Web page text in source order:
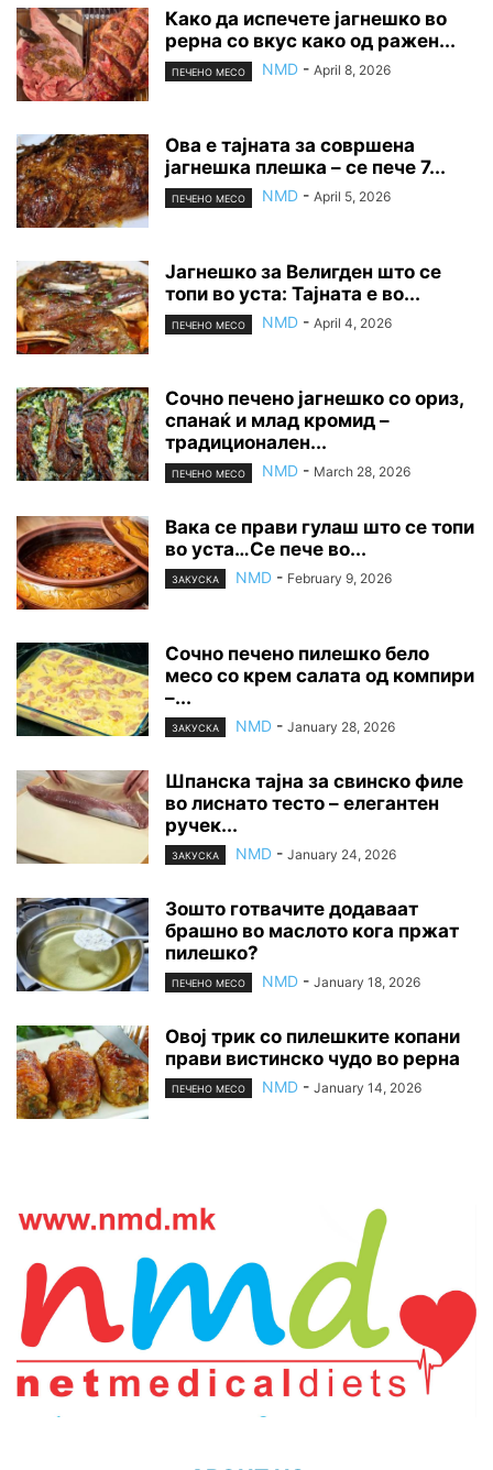
Како да испечете јагнешко во
рерна со вкус како од ражен...
ПЕЧЕНО МЕСО NMD - April 8, 2026
Ова е тајната за совршена
јагнешка плешка – се пече 7...
ПЕЧЕНО МЕСО NMD - April 5, 2026
Јагнешко за Велигден што се
топи во уста: Тајната е во...
ПЕЧЕНО МЕСО NMD - April 4, 2026
Сочно печено јагнешко со ориз,
спанаќ и млад кромид –
традиционален...
ПЕЧЕНО МЕСО NMD - March 28, 2026
Вака се прави гулаш што се топи
во уста…Се пече во...
ЗАКУСКА NMD - February 9, 2026
Сочно печено пилешко бело
месо со крем салата од компири
–...
ЗАКУСКА NMD - January 28, 2026
Шпанска тајна за свинско филе
во лиснато тесто – елегантен
ручек...
ЗАКУСКА NMD - January 24, 2026
Зошто готвачите додаваат
брашно во маслото кога пржат
пилешко?
ПЕЧЕНО МЕСО NMD - January 18, 2026
Овој трик со пилешките копани
прави вистинско чудо во рерна
ПЕЧЕНО МЕСО NMD - January 14, 2026